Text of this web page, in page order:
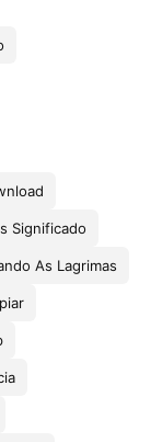
Significado
As Lagrimas